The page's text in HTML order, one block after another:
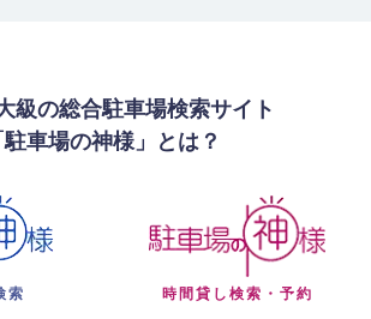
級の総合駐車場検索サイト
駐車場の神様」とは？
索 時間貸し検索・予約